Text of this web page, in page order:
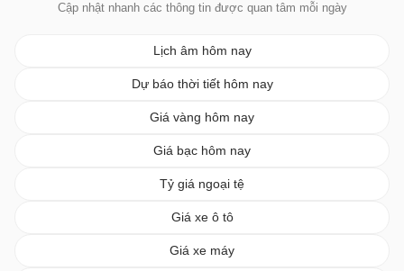
Cập nhật nhanh các thông tin được quan tâm mỗi ngày
Lịch âm hôm nay
Dự báo thời tiết hôm nay
Giá vàng hôm nay
Giá bạc hôm nay
Tỷ giá ngoại tệ
Giá xe ô tô
Giá xe máy